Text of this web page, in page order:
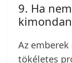
9. Ha
Az
tökéletes